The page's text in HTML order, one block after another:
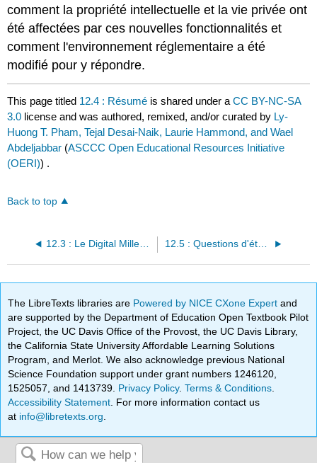
comment la propriété intellectuelle et la vie privée ont
été affectées par ces nouvelles fonctionnalités et
comment l'environnement réglementaire a été
modifié pour y répondre.
This page titled 12.4 : Résumé is shared under aCC BY-NC-SA
3.0 license and was authored, remixed, and/or curated by Ly-
Huong T. Pham, Tejal Desai-Naik, Laurie Hammond, and Wael
Abdeljabbar (ASCCC Open Educational Resources Initiative
(OERI)) .
Back to top
12.3 : Le Digital Millennium Copyright Act 12.5 : Questions d'étude
The LibreTexts libraries are Powered by NICE CXone Expertand
are supported by the Department of Education Open Textbook Pilot
Project, the UC Davis Office of the Provost, the UC Davis Library,
the California State University Affordable Learning Solutions
Program, and Merlot. We also acknowledge previous National
Science Foundation support under grant numbers 1246120,
1525057, and 1413739. Privacy Policy.Terms & Conditions
Accessibility Statement . For more information contact us
at info@libretexts.org